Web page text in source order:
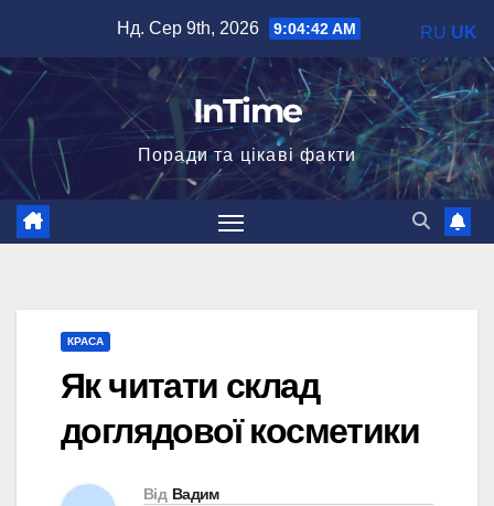
вмісту
Нд. Сер 9th, 2026 9:04:43 AM
InTime
Поради та цікаві факти
КРАСА
Як читати склад
доглядової косметики
Від Вадим
RU UK